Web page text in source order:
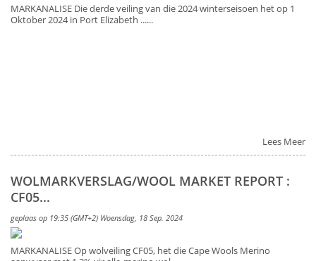
MARKANALISE Die derde veiling van die 2024 winterseisoen het op 1
Oktober 2024 in Port Elizabeth ......
Lees Meer
WOLMARKVERSLAG/WOOL MARKET REPORT :
CF05...
geplaas op 19:35 (GMT+2) Woensdag, 18 Sep. 2024
MARKANALISE Op wolveiling CF05, het die Cape Wools Merino